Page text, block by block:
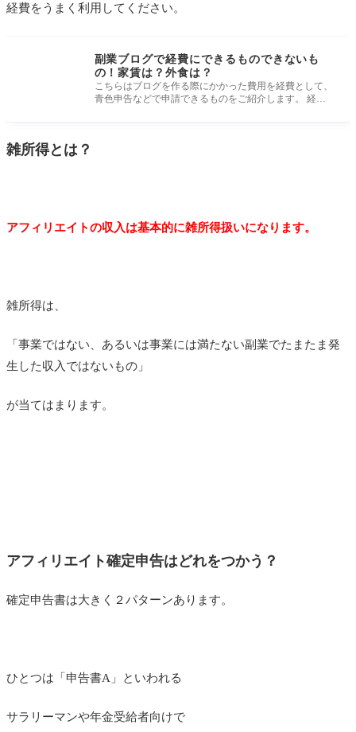
経費をうまく利用してください。
副業ブログで経費にできるものできないも
の！家賃は？外食は？
こちらはブログを作る際にかかった費用を経費として、
青色申告などで申請できるものをご紹介します。 経費
雑所得とは？
アフィリエイトの収入は基本的に雑所得扱いになります。
雑所得は、
「事業ではない、あるいは事業には満たない副業でたまたま発
生した収入ではないもの」
が当てはまります。
アフィリエイト確定申告はどれをつかう？
確定申告書は大きく２パターンあります。
ひとつは「申告書A」といわれる
サラリーマンや年金受給者向けで